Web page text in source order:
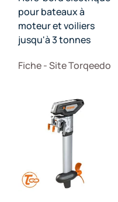
pour bateaux à
moteur et voiliers
jusqu'à 3 tonnes
Fiche - Site Torqeedo